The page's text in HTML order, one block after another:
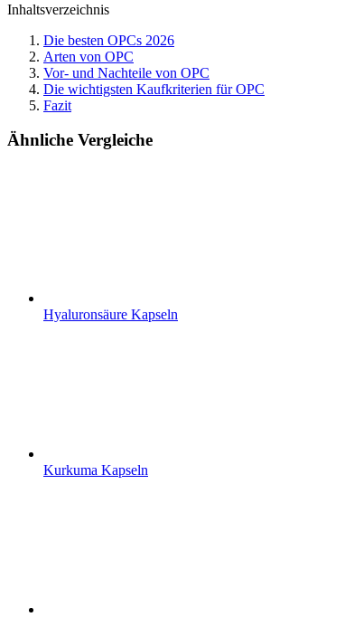
Inhaltsverzeichnis
Die besten OPCs 2026
Arten von OPC
Vor- und Nachteile von OPC
Die wichtigsten Kaufkriterien für OPC
Fazit
Ähnliche Vergleiche
Hyaluronsäure Kapseln
Kurkuma Kapseln